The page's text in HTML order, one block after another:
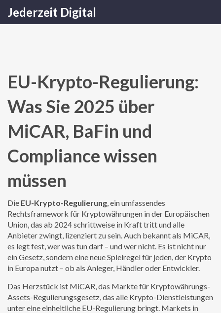
Jederzeit Digital
EU-Krypto-Regulierung:
Was Sie 2025 über
MiCAR, BaFin und
Compliance wissen
müssen
Die EU-Krypto-Regulierung,ein umfassendes
Rechtsframework für Kryptowährungen in der Europäischen
Union, das ab 2024 schrittweise in Kraft tritt und alle
Anbieter zwingt, lizenziert zu sein. Auch bekannt als MiCAR,
es legt fest, wer was tun darf – und wer nicht. Es ist nicht nur
ein Gesetz, sondern eine neue Spielregel für jeden, der Krypto
in Europa nutzt – ob als Anleger, Händler oder Entwickler.
Das Herzstück ist MiCAR,das Markte für Kryptowährungs-
Assets-Regulierungsgesetz, das alle Krypto-Dienstleistungen
unter eine einheitliche EU-Regulierung bringt. Markets in